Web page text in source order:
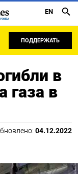
EN
ПОДДЕРЖАТЬ
в
газа в
04.12.2022